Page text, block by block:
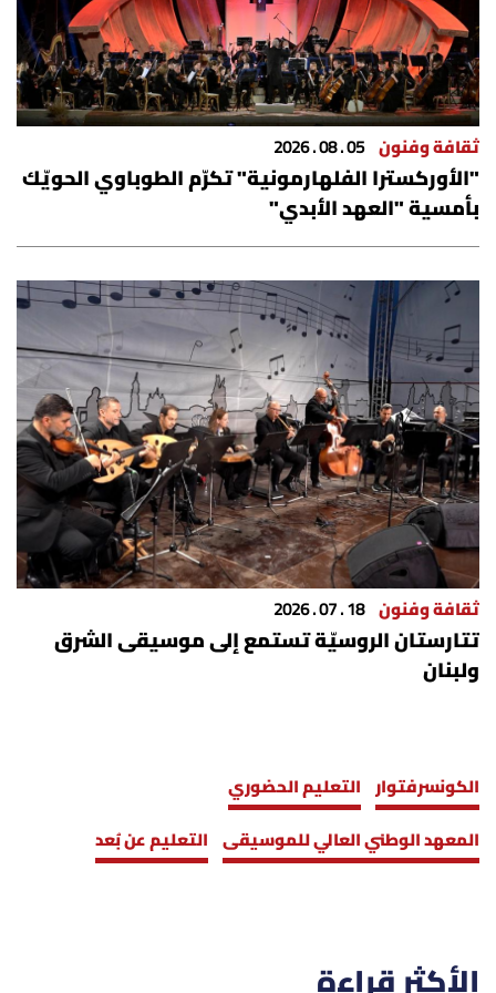
شروط الإشتراك
Digital solutions by
ثقافة وفنون 05 . 08 . 2026
"الأوركسترا الفلهارمونية" تكرّم الطوباوي الحويّك
بأمسية "العهد الأبدي"
ثقافة وفنون 18 . 07 . 2026
تتارستان الروسيّة تستمع إلى موسيقى الشرق
ولبنان
الكونسرفتوار التعليم الحضوري
المعهد الوطني العالي للموسيقى التعليم عن بُعد
الأكثر قراءة